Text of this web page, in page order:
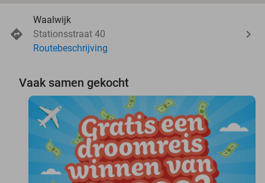
Waalwijk
Stationsstraat 40
Routebeschrijving
Vaak samen gekocht